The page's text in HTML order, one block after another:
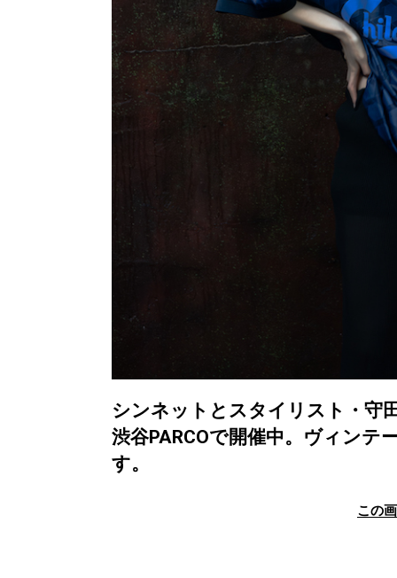
シンネットとスタイリスト・守
渋谷PARCOで開催中。ヴィン
す。
この